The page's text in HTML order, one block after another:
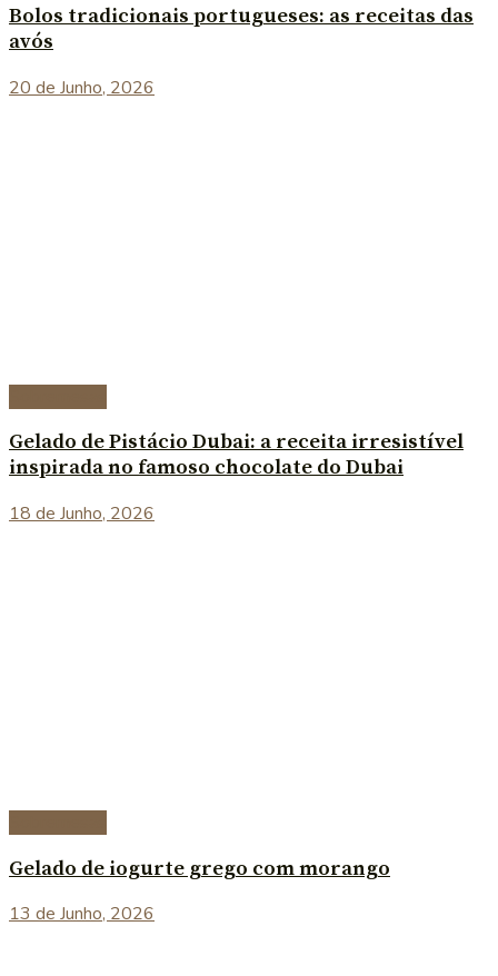
Bolos tradicionais portugueses: as receitas das
avós
20 de Junho, 2026
Gelado de Pistácio Dubai: a receita irresistível
inspirada no famoso chocolate do Dubai
18 de Junho, 2026
Gelado de iogurte grego com morango
13 de Junho, 2026